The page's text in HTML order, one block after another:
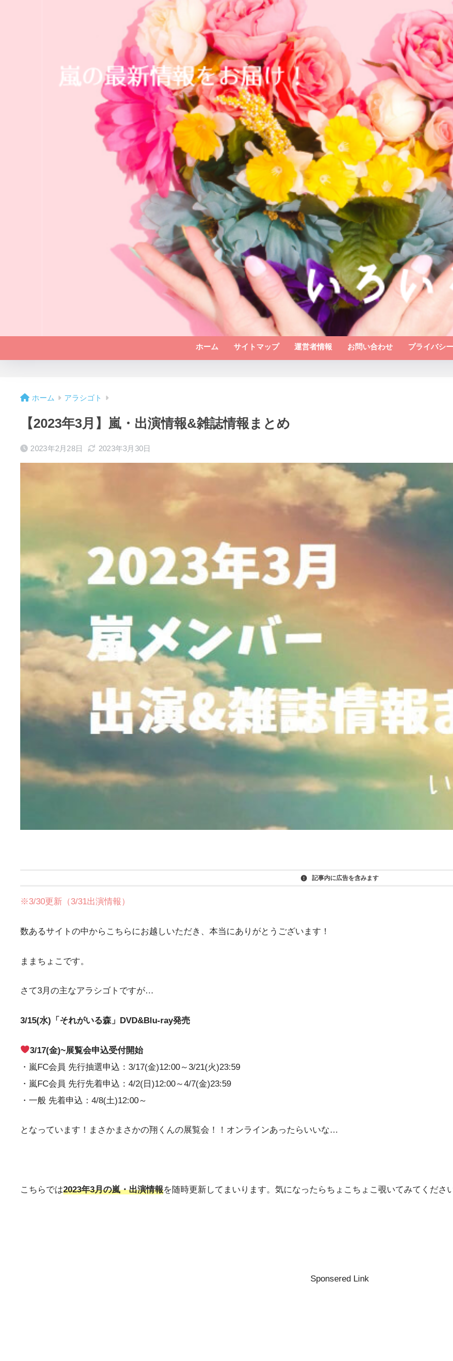
ホーム サイトマップ 運営者情報 お問い合わせ プライバシ
ホーム アラシゴト
【2023年3月】嵐・出演情報&雑誌情報まとめ
2023年2月28日 2023年3月30日
記事内に広告を含みます
※3/30更新（3/31出演情報）
数あるサイトの中からこちらにお越しいただき、本当にありがとうございます！
ままちょこです。
さて3月の主なアラシゴトですが…
3/15(水)「それがいる森」DVD&Blu-ray発売
3/17(金)~展覧会申込受付開始
・嵐FC会員 先行抽選申込： 3/17(金)12:00～3/21(火)23:59
・嵐FC会員 先行先着申込： 4/2(日)12:00～4/7(金)23:59
・一般 先着申込： 4/8(土)12:00～
となっています！まさかまさかの翔くんの展覧会！！オンラインあったらいいな…
こちらでは2023年3月の嵐・出演情報を随時更新してまいります。気になったらちょこちょこ覗いてみてくださ
Sponsered Link